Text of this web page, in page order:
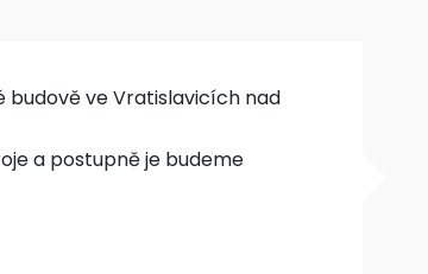
budově ve Vratislavicích nad
a postupně je budeme